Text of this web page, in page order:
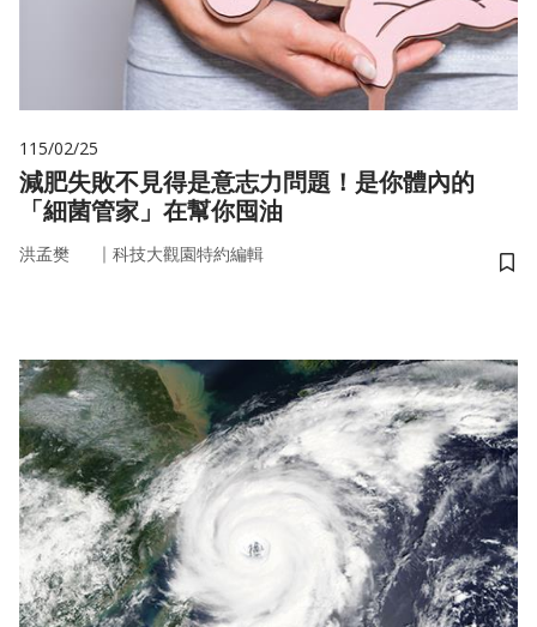
115/02/25
減肥失敗不見得是意志力問題！是你體內的
「細菌管家」在幫你囤油
洪孟樊 ｜ 科技大觀園特約編輯
儲